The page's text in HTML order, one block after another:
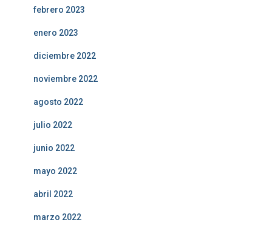
febrero 2023
enero 2023
diciembre 2022
noviembre 2022
agosto 2022
julio 2022
junio 2022
mayo 2022
abril 2022
marzo 2022